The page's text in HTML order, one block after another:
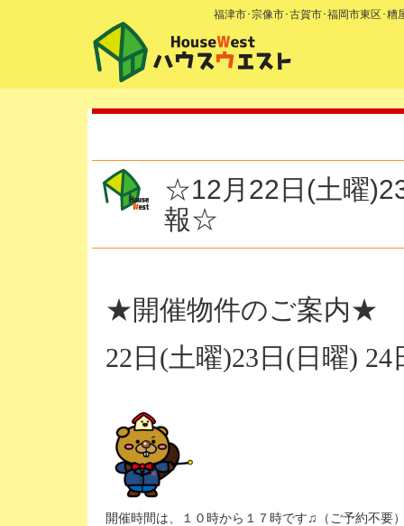
福津市･宗像市･古賀市･福岡市東区･糟
☆12月22日(土曜
報☆
★開催物件のご案内★
22日(土曜)23日(日曜)
開催時間は、１０時から１７時です♫（ご予約不要）